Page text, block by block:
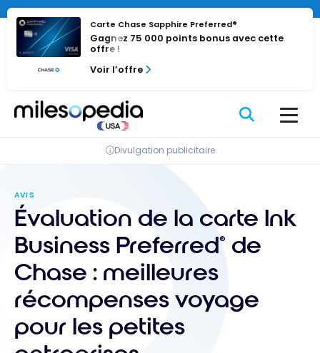
Passer
contenu
Carte Chase Sapphire Preferred®
Gagnez 75 000 points bonus avec cette
offre !
Voir l’offre
Divulgation publicitaire
AVIS
Évaluation de la carte Ink
Business Preferred® de
Chase : meilleures
récompenses voyage
pour les petites